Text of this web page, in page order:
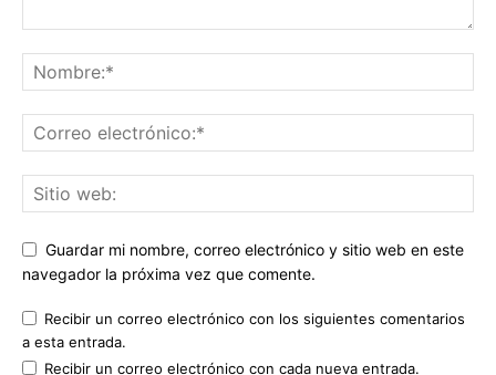
Guardar mi nombre, correo electrónico y sitio web en este
navegador la próxima vez que comente.
Recibir un correo electrónico con los siguientes comentarios
a esta entrada.
Recibir un correo electrónico con cada nueva entrada.